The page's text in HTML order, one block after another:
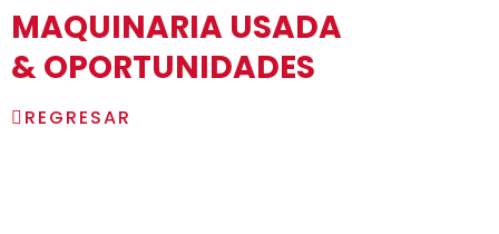
MAQUINARIA USADA
& OPORTUNIDADES
REGRESAR